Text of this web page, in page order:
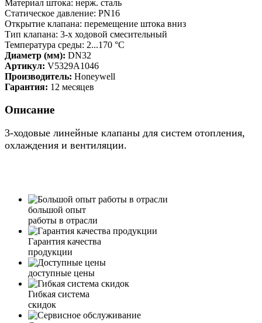
Материал штока: нерж. сталь
Статическое давление: PN16
Открытие клапана: перемещение штока вниз
Тип клапана: 3-х ходовой смесительный
Температура среды: 2...170 °C
Диаметр (мм): DN32
Артикул: V5329A1046
Производитель: Honeywell
Гарантия: 12 месяцев
Описание
3-ходовые линейные клапаны для систем отопления,
охлаждения и вентиляции.
большой опыт
работы в отрасли
Гарантия качества
продукции
доступные цены
Гибкая система
скидок